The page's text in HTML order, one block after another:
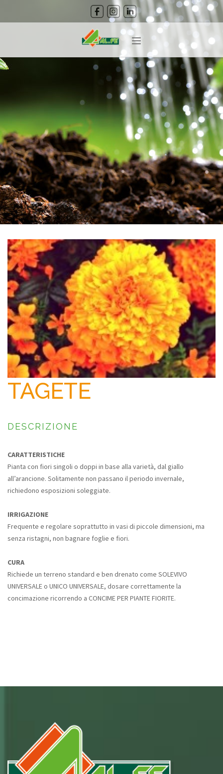
CERCA
HOME
ABOUT
PRODOTTI
CURA DEL VERDE
GUIDA ALLA COLTIVAZIONE
CALENDARIO
NEWS/INFO
CONTATTI
TAGETE
DESCRIZIONE
CARATTERISTICHE
Pianta con fiori singoli o doppi in base alla varietà, dal giallo
all’arancione. Solitamente non passano il periodo invernale,
richiedono esposizioni soleggiate.
IRRIGAZIONE
Frequente e regolare soprattutto in vasi di piccole dimensioni, ma
senza ristagni, non bagnare foglie e fiori.
CURA
Richiede un terreno standard e ben drenato come SOLEVIVO
UNIVERSALE o UNICO UNIVERSALE, dosare correttamente la
concimazione ricorrendo a CONCIME PER PIANTE FIORITE.